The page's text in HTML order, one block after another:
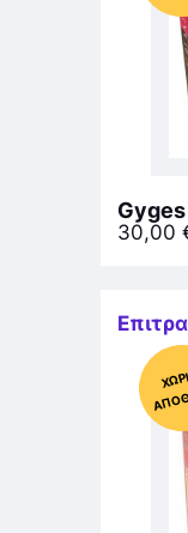
Gyges
30,00